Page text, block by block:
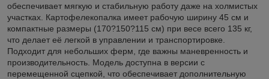
обеспечивает мягкую и стабильную работу даже на холмистых
участках. Картофелекопалка имеет рабочую ширину 45 см и
компактные размеры (170?150?115 см) при весе всего 135 кг,
что делает её легкой в управлении и транспортировке.
Подходит для небольших ферм, где важны маневренность и
производительность. Модель доступна в версии с
перемещенной сцепкой, что обеспечивает дополнительную